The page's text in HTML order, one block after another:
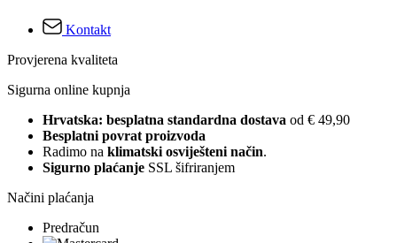
Kontakt
Provjerena kvaliteta
Sigurna online kupnja
Hrvatska: besplatna standardna dostava od € 49,90
Besplatni povrat proizvoda
Radimo na klimatski osviješteni način.
Sigurno plaćanje SSL šifriranjem
Načini plaćanja
Predračun